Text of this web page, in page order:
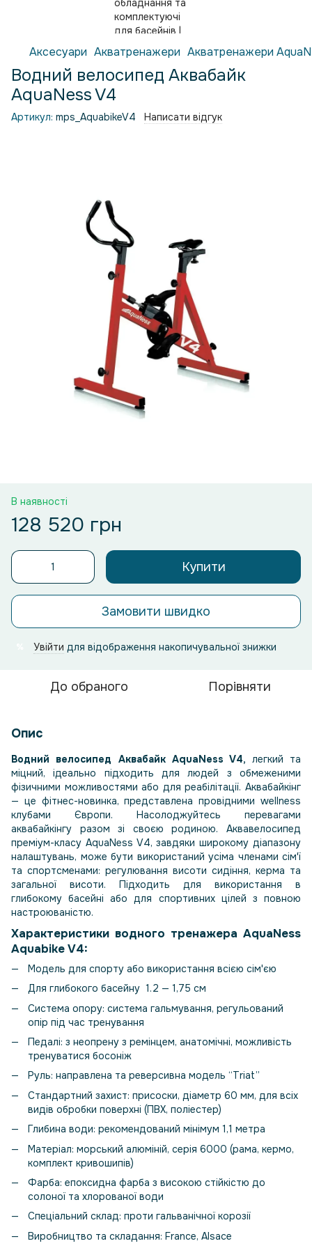
Аксесуари Акватренажери Акватренажери
Водний велосипед Аквабайк
AquaNess V4
Артикул: mps_AquabikeV4 Написати відгук
В наявності
128 520 грн
Купити
Замовити швидко
Увійти для відображення накопичувальної знижки
До обраного Порівняти
Опис
Водний велосипед Аквабайк AquaNess V4, легкий та
міцний, ідеально підходить для людей з обмеженими
фізичними можливостями або для реабілітації. Aквабайкінг
— це фітнес-новинка, представлена ​​провідними wellness
клубами Європи. Насолоджуйтесь перевагами
аквабайкінгу разом зі своєю родиною. Аквавелосипед
преміум-класу AquaNess V4, завдяки широкому діапазону
налаштувань, може бути використаний усіма членами сім'ї
та спортсменами: регулювання висоти сидіння, керма та
загальної висоти. Підходить для використання в
глибокому басейні або для спортивних цілей з повною
настроюваністю.
Характеристики водного тренажера AquaNess
Aquabike V4:
Модель для спорту або використання всією сім'єю
Для глибокого басейну 1.2 — 1,75 см
Система опору: система гальмування, регульований
опір під час тренування
Педалі: з неопрену з ремінцем, анатомічні, можливість
тренуватися босоніж
Руль: направлена ​​та реверсивна модель “Triat”
Стандартний захист: присоски, діаметр 60 мм, для всіх
видів обробки поверхні (ПВХ, поліестер)
Глибина води: рекомендований мінімум 1,1 метра
Матеріал: морський алюміній, серія 6000 (рама, кермо,
комплект кривошипів)
Фарба: епоксидна фарба з високою стійкістю до
солоної та хлорованої води
Спеціальний склад: проти гальванічної корозії
Виробництво та складання: France, Alsace